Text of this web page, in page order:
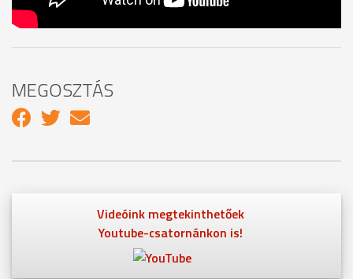
MEGOSZTÁS
Videóink megtekinthetőek
Youtube-csatornánkon is!